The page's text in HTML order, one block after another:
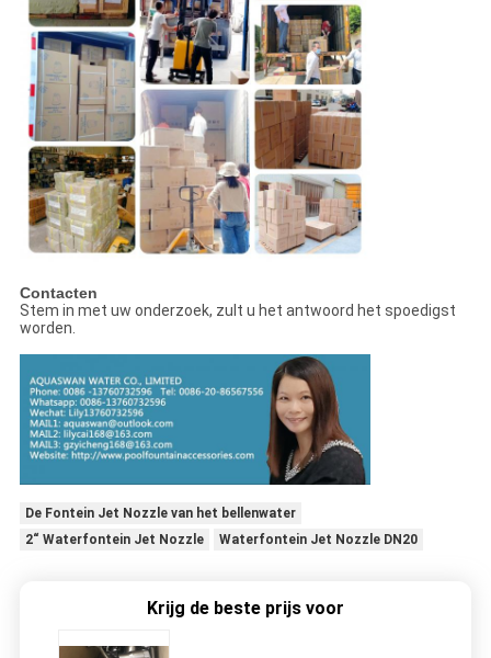
Contacten
Stem in met uw onderzoek, zult u het antwoord het spoedigst
worden.
De Fontein Jet Nozzle van het bellenwater
2“ Waterfontein Jet Nozzle
Waterfontein Jet Nozzle DN20
Krijg de beste prijs voor